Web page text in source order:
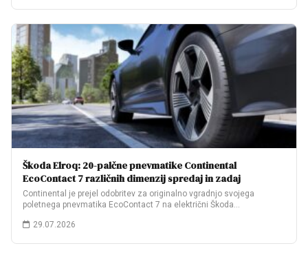
Škoda Elroq: 20-palčne pnevmatike Continental
EcoContact 7 različnih dimenzij spredaj in zadaj
Continental je prejel odobritev za originalno vgradnjo svojega
poletnega pnevmatika EcoContact 7 na električni Škoda…
29.07.2026